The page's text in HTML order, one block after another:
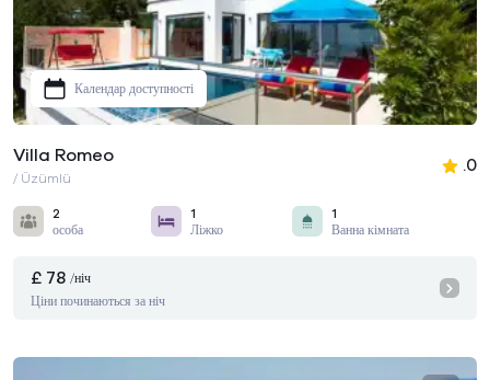
Календар доступності
Villa Romeo
/ Üzümlü
.0
2
особа
1
Ліжко
1
Ванна кімната
£ 78 /ніч
Ціни починаються за ніч